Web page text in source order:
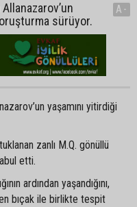
sürüyor.
A-
yaşamını yitirdiği
zanlı M.Q. gönüllü
etti.
ardından yaşandığını,
bıçak ile birlikte tespit